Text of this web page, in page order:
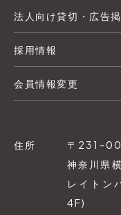
法人向け貸切・広告
採用情報
会員情報変更
住所
〒231-
神奈川県
レイトン
4F)